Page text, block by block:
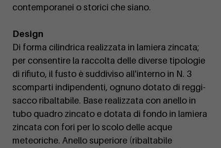
contemporanei o storici che siano.
Design
Di forma cilindrica realizzata in lamiera zincata;
per consentire la raccolta delle diverse tipologie
di rifiuto, il fusto è suddiviso all'interno in N. 3
scomparti indipendenti, ognuno dotato di reggi-
sacco ribaltabile. Base realizzata con anello in
tubo quadro zincato e dotata di fondo in lamiera
zincata con fori per lo scolo delle acque
meteoriche. Anello superiore (ribaltabile